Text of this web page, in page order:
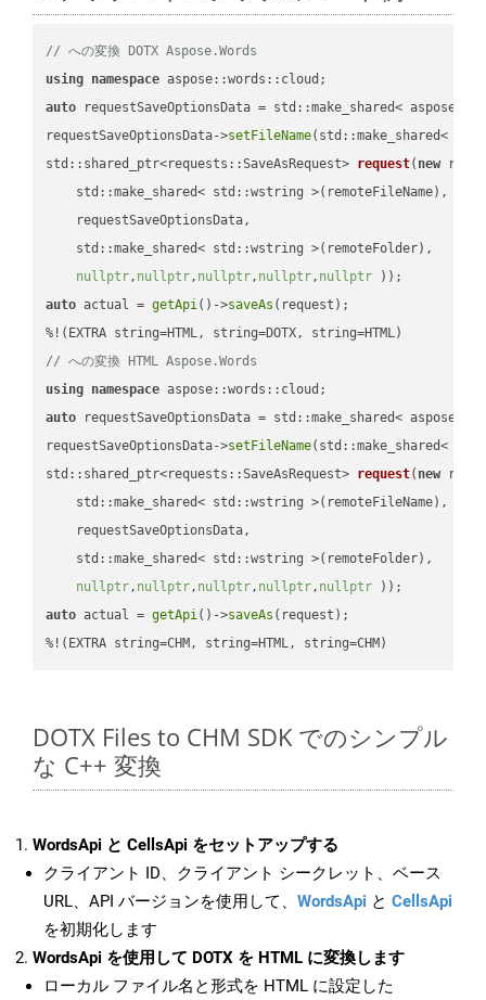
// への変換 DOTX Aspose.Words
using namespace
auto requestSaveOptionsData = std::make_shared<
requestSaveOptionsData->setFileName(std::make_shared<
std::shared_ptr<requests::SaveAsRequest> request( new
    std::make_shared< std::wstring >(remoteFileName),
    requestSaveOptionsData,
    std::make_shared< std::wstring >(remoteFolder),
nullptr, nullptr, nullptr, nullptr, nullptr ))
auto actual = getApi()->saveAs (request);
// への変換 HTML Aspose.Words
using namespace
auto requestSaveOptionsData = std::make_shared<
requestSaveOptionsData->setFileName(std::make_shared<
std::shared_ptr<requests::SaveAsRequest> request( new
    std::make_shared< std::wstring >(remoteFileName),
    requestSaveOptionsData,
    std::make_shared< std::wstring >(remoteFolder),
nullptr, nullptr, nullptr, nullptr, nullptr ))
auto actual = getApi()->saveAs (request);
%!(EXTRA string=CHM, string=HTML, string=CHM)
DOTX Files to CHM SDK でのシンプル
な C++ 変換
WordsApi と CellsApi をセットアップする
クライアント ID、クライアント シークレット、ベース
URL、API バージョンを使用して、 WordsApi と CellsApi
を初期化します
WordsApi を使用して DOTX を HTML に変換します
ローカル ファイル名と形式を HTML に設定した